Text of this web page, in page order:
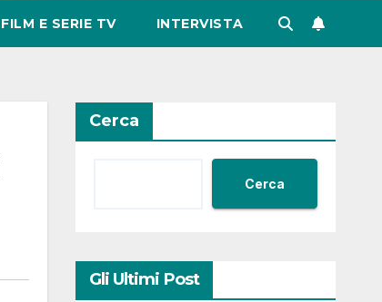
FILM E SERIE TV INTERVISTA
Cerca
Cerca
Gli Ultimi Post